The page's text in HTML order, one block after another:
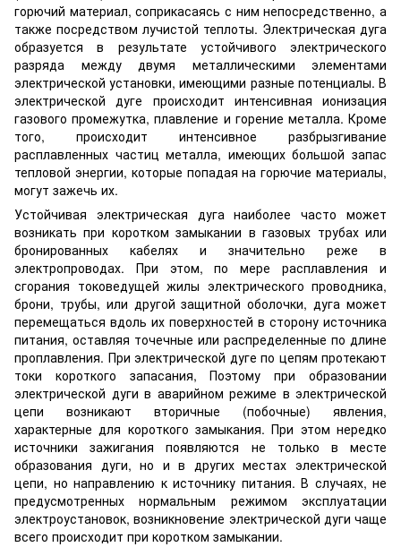
горючий материал, соприкасаясь с ним непосредственно, а
также посредством лучистой теплоты. Электрическая дуга
образуется в результате устойчивого электрического
разряда между двумя металлическими элементами
электрической установки, имеющими разные потенциалы. В
электрической дуге происходит интенсивная ионизация
газового промежутка, плавление и горение металла. Кроме
того, происходит интенсивное разбрызгивание
расплавленных частиц металла, имеющих большой запас
тепловой энергии, которые попадая на горючие материалы,
могут зажечь их.
Устойчивая электрическая дуга наиболее часто может
возникать при коротком замыкании в газовых трубах или
бронированных кабелях и значительно реже в
электропроводах. При этом, по мере расплавления и
сгорания токоведущей жилы электрического проводника,
брони, трубы, или другой защитной оболочки, дуга может
перемещаться вдоль их поверхностей в сторону источника
питания, оставляя точечные или распределенные по длине
проплавления. При электрической дуге по цепям протекают
токи короткого запасания, Поэтому при образовании
электрической дуги в аварийном режиме в электрической
цепи возникают вторичные (побочные) явления,
характерные для короткого замыкания. При этом нередко
источники зажигания появляются не только в месте
образования дуги, но и в других местах электрической
цепи, но направлению к источнику питания. В случаях, не
предусмотренных нормальным режимом эксплуатации
электроустановок, возникновение электрической дуги чаще
всего происходит при коротком замыкании.